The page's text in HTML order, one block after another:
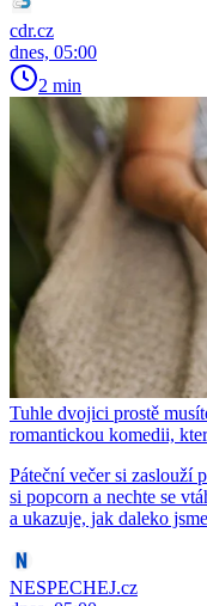
cdr.cz
dnes, 05:00
2 min
Tuhle dvojici prostě
romantickou komedii,
Páteční večer si zaslouží
si popcorn a nechte se
a ukazuje, jak daleko
NESPECHEJ.cz